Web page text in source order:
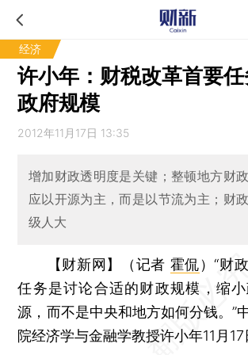
经济
许小年：财税改革首要
政府规模
2012年11月17日 13:35
增加财政透明度是关键；整顿地方财
应以开源为主，而是以节流为主；财
级人大
【财新网】（记者 霍侃）“财
任务是讨论合适的财政规模，缩
源，而不是中央和地方如何分钱。”
院经济学与金融学教授许小年11月17